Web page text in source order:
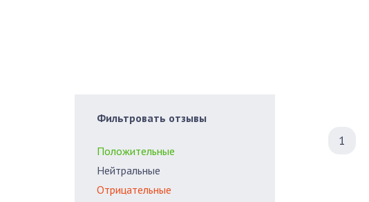
1
Фильтровать отзывы
Положительные
Нейтральные
Отрицательные